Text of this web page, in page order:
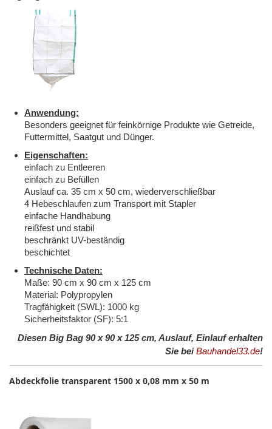
Anwendung:
Besonders geeignet für feinkörnige Produkte wie Getreide,
Futtermittel, Saatgut und Dünger.
Eigenschaften:
einfach zu Entleeren
einfach zu Befüllen
Auslauf ca. 35 cm x 50 cm, wiederverschließbar
4 Hebeschlaufen zum Transport mit Stapler
einfache Handhabung
reißfest und stabil
beschränkt UV-beständig
beschichtet
Technische Daten:
Maße: 90 cm x 90 cm x 125 cm
Material: Polypropylen
Tragfähigkeit (SWL): 1000 kg
Sicherheitsfaktor (SF): 5:1
Diesen Big Bag 90 x 90 x 125 cm, Auslauf, Einlauf erhalten
Sie beiBauhandel33.de!
Abdeckfolie transparent 1500 x 0,08 mm x 50 m